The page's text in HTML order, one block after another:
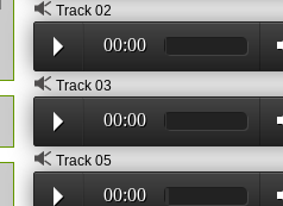
Track 02
00:00
Track 03
00:00
Track 05
00:00